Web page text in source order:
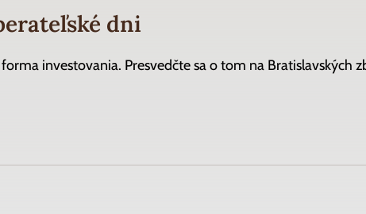
dni
investovania. Presvedčte sa o tom na Bratislavských